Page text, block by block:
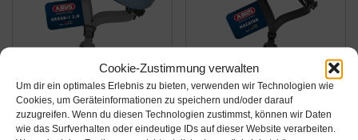
Cookie-Zustimmung verwalten
Um dir ein optimales Erlebnis zu bieten, verwenden wir Technologien wie
Cookies, um Geräteinformationen zu speichern und/oder darauf
zuzugreifen. Wenn du diesen Technologien zustimmst, können wir Daten
wie das Surfverhalten oder eindeutige IDs auf dieser Website verarbeiten.
89,99€99,95€
Amazon.de
51,47€59,95€